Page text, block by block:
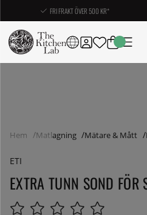
FRI FRAKT ÖVER 500 KR*
Hem Matlagning Mätare & Mått
ETI
EXTRA TUNN SOND